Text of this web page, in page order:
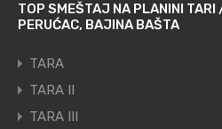
TOP SMEŠTAJ NA PLANINI
PERUĆAC, BAJINA BAŠTA
TARA
TARA II
TARA III